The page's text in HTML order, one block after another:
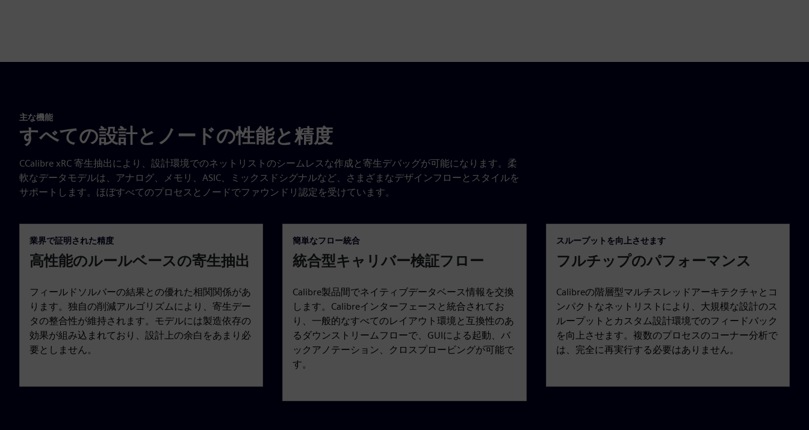
主な機能
すべての設計とノードの性能と精度
CCalibre xRC 寄生抽出により、設計環境でのネットリストのシームレスな作成と寄生デバッグが可能になります。柔
軟なデータモデルは、アナログ、メモリ、ASIC、ミックスドシグナルなど、さまざまなデザインフローとスタイルを
サポートします。ほぼすべてのプロセスとノードでファウンドリ認定を受けています。
業界で証明された精度
高性能のルールベースの寄生抽出
フィールドソルバーの結果との優れた相関関係があ
ります。独自の削減アルゴリズムにより、寄生デー
タの整合性が維持されます。モデルには製造依存の
効果が組み込まれており、設計上の余白をあまり必
要としません。
簡単なフロー統合
統合型キャリバー検証フロー
Calibre製品間でネイティブデータベース情報を交換
します。Calibreインターフェースと統合されてお
り、一般的なすべてのレイアウト環境と互換性のあ
るダウンストリームフローで、GUIによる起動、バ
ックアノテーション、クロスプロービングが可能で
す。
スループットを向上させます
フルチップのパフォーマンス
Calibreの階層型マルチスレッドアーキテクチャとコ
ンパクトなネットリストにより、大規模な設計のス
ループットとカスタム設計環境でのフィードバック
を向上させます。複数のプロセスのコーナー分析で
は、完全に再実行する必要はありません。